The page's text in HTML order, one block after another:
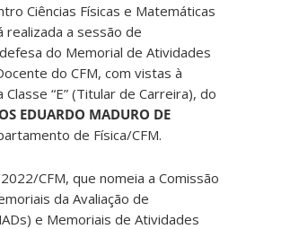
Ciências Físicas e Matemáticas
realizada a sessão de
do Memorial de Atividades
do CFM, com vistas à
“E” (Titular de Carreira), do
EDUARDO MADURO DE
de Física/CFM.
CFM, que nomeia a Comissão
da Avaliação de
e Memoriais de Atividades